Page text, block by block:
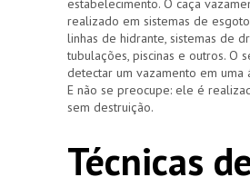
estabelecimento. O caça
realizado em sistemas de
linhas de hidrante, sistemas de
tubulações, piscinas e outros. O
detectar um vazamento em uma
E não se preocupe: ele é
sem destruição.
Técnicas